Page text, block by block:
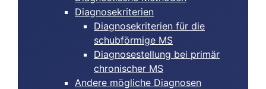
Diagnosekriterien
Diagnosekriterien für die
schubförmige MS
Diagnosestellung bei primär
chronischer MS
Andere mögliche Diagnosen